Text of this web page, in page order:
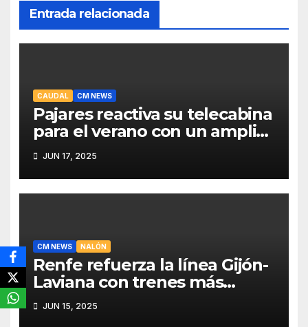
Entrada relacionada
CAUDAL CM NEWS
Pajares reactiva su telecabina
para el verano con un amplio
programa de actividades
JUN 17, 2025
CM NEWS NALÓN
Renfe refuerza la línea Gijón-
Laviana con trenes más
fiables y mejor servicio para
recuperar viajeros
JUN 15, 2025